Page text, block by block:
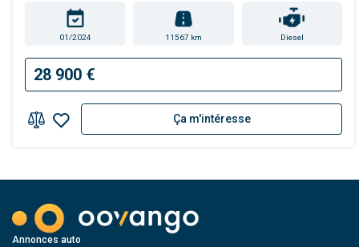
01/2024 11567 km Diesel
28 900 €
Ça m'intéresse
Annonces auto